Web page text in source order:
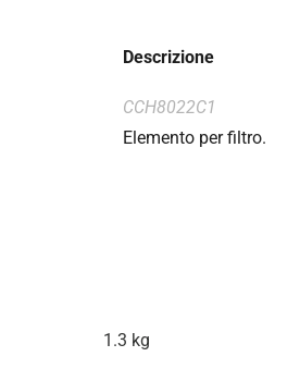
Descrizione
CCH8022C1
Elemento per filtro.
1.3 kg